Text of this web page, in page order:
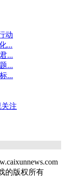
动
...
...
...
...
注
的版权所有